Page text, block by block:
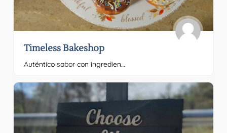
Timeless Bakeshop
Auténtico sabor con ingredientes naturales. Por favor, proporciona el texto que quieres traducir.